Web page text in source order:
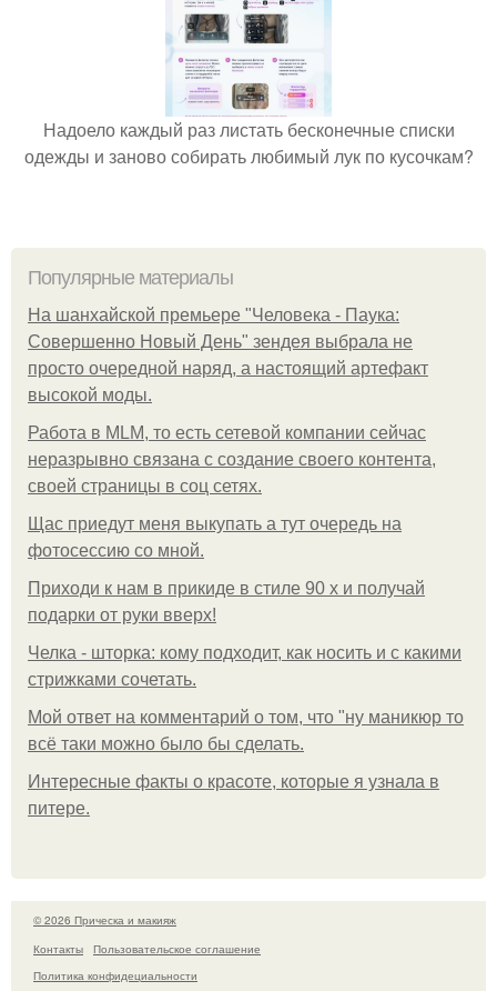
Надоело каждый раз листать бесконечные списки
одежды и заново собирать любимый лук по кусочкам?
Популярные материалы
На шанхайской премьере "Человека - Паука:
Совершенно Новый День" зендея выбрала не
просто очередной наряд, а настоящий артефакт
высокой моды.
Работа в MLM, то есть сетевой компании сейчас
неразрывно связана с создание своего контента,
своей страницы в соц сетях.
Щас приедут меня выкупать а тут очередь на
фотосессию со мной.
Приходи к нам в прикиде в стиле 90 х и получай
подарки от руки вверх!
Челка - шторка: кому подходит, как носить и с какими
стрижками сочетать.
Мой ответ на комментарий о том, что "ну маникюр то
всё таки можно было бы сделать.
Интересные факты о красоте, которые я узнала в
питере.
© 2026 Прическа и макияж
Контакты
Пользовательское соглашение
Политика конфидециальности